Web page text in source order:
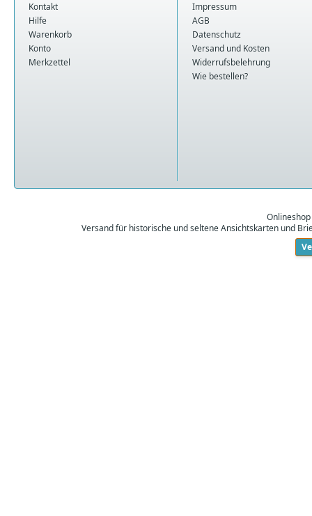
Kontakt
Hilfe
Warenkorb
Konto
Merkzettel
Impressum
AGB
Datenschutz
Versand und Kosten
Widerrufsbelehrung
Wie bestellen?
Versand für historische und seltene Ansichtskarten und